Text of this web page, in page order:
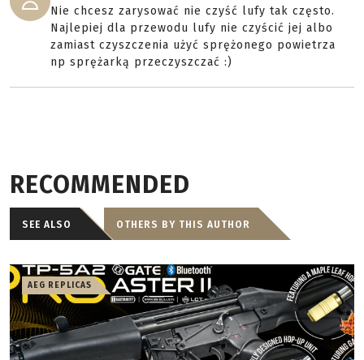
Nie chcesz zarysować nie czyść lufy tak często.
Najlepiej dla przewodu lufy nie czyścić jej albo
zamiast czyszczenia użyć sprężonego powietrza
np sprężarką przeczyszczać :)
RECOMMENDED
SEE ALSO OTHERS BY THIS AUTHOR
AEG REPLICAS